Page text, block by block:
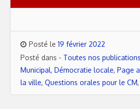
Posté le 19 février 2022
Posté dans - Toutes nos publications
Municipal, Démocratie locale, Page
la ville, Questions orales pour le CM,